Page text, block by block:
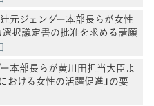
辻元ジェンダー本部長らが女性
択議定書の批准を求める請願
本部長らが黄川田担当大臣よ
おける女性の活躍促進」の要